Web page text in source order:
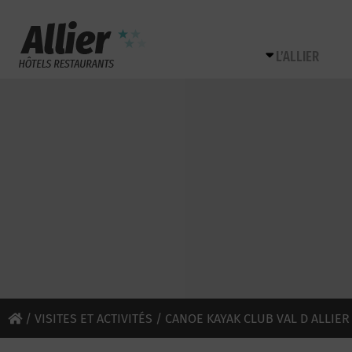
L’ALLIER
/ VISITES ET ACTIVITÉS / CANOE KAYAK CLUB VAL D ALLIER